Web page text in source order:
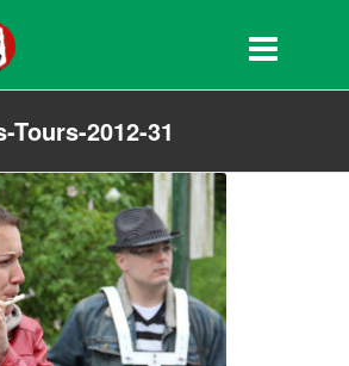
Tours-2012-31